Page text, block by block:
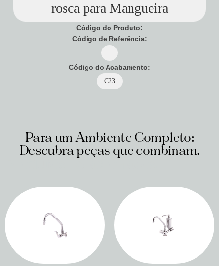
rosca para Mangueira
Código do Produto:
Código de Referência:
Código do Acabamento:
C23
Para um Ambiente Completo:
Descubra peças que combinam.